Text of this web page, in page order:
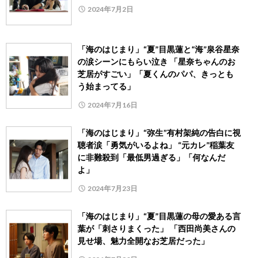
2024年7月2日
「海のはじまり」“夏”目黒蓮と“海”泉谷星奈
の涙シーンにもらい泣き 「星奈ちゃんのお
芝居がすごい」「夏くんのパパ、きっとも
う始まってる」
2024年7月16日
「海のはじまり」“弥生”有村架純の告白に視
聴者涙「勇気がいるよね」 “元カレ”稲葉友
に非難殺到「最低男過ぎる」「何なんだ
よ」
2024年7月23日
「海のはじまり」“夏”目黒蓮の母の愛ある言
葉が「刺さりまくった」 「西田尚美さんの
見せ場、魅力全開なお芝居だった」